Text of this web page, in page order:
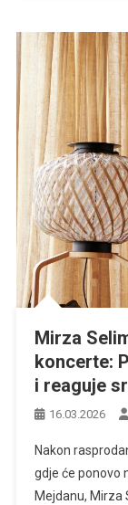
Mirza
koncerte:
i reaguje
16.03.2026
Nakon
gdje će ponovo
Mejdanu, Mirza